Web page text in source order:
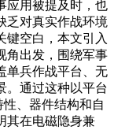
应用被提及时，也
乏对真实作战环境
键空白，本文引入
角出发，围绕军事
单兵作战平台、无
。通过这种以平台
、器件结构和自
其在电磁隐身兼